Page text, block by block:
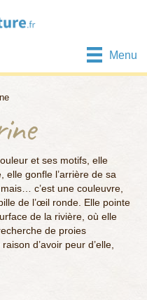
Menu
et ses motifs, elle
elle gonfle l’arrière de sa
c’est une couleuvre,
de l’œil ronde. Elle pointe
de la rivière, où elle
de proies
d’avoir peur d’elle,